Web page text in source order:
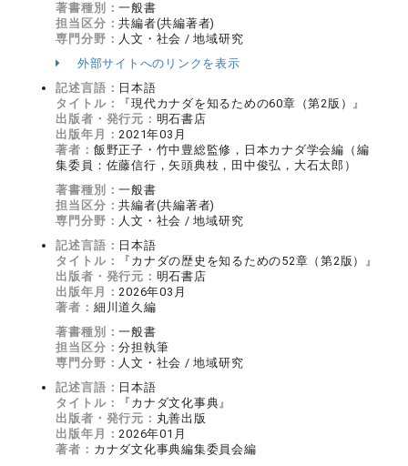
著書種別：一般書
担当区分：共編者(共編著者)
専門分野： 人文・社会 / 地域研究
外部サイトへのリンクを表示
記述言語： 日本語
タイトル：
『現代カナダを知るための60章（第2版）』
出版者・発行元： 明石書店
出版年月：2021年03月
著者： 飯野正子・竹中豊総監修，日本カナダ学会編（編
集委員：佐藤信行，矢頭典枝，田中俊弘，大石太郎）
著書種別：一般書
担当区分：共編者(共編著者)
専門分野： 人文・社会 / 地域研究
記述言語： 日本語
タイトル：
『カナダの歴史を知るための52章（第2版）』
出版者・発行元： 明石書店
出版年月：2026年03月
著者： 細川道久編
著書種別：一般書
担当区分：分担執筆
専門分野： 人文・社会 / 地域研究
記述言語： 日本語
タイトル：
『カナダ文化事典』
出版者・発行元： 丸善出版
出版年月：2026年01月
著者： カナダ文化事典編集委員会編